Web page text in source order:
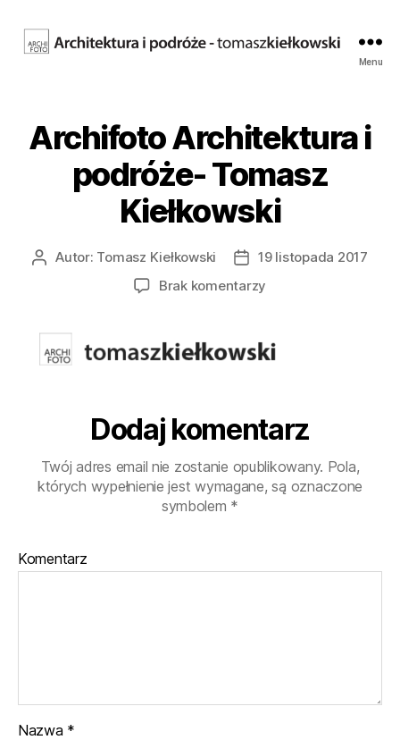
Kiełkowski.
Archifoto
Menu
Archifoto Architektura i
podróże- Tomasz
Kiełkowski
AutorAutor: Tomasz Kiełkowski
Data19 listopada 2017
Brak komentarzy
podróże-
Dodaj komentarz
Twój adres email nie zostanie opublikowany. Pola,
których wypełnienie jest wymagane, są oznaczone
symbolem *
Komentarz
Nazwa *